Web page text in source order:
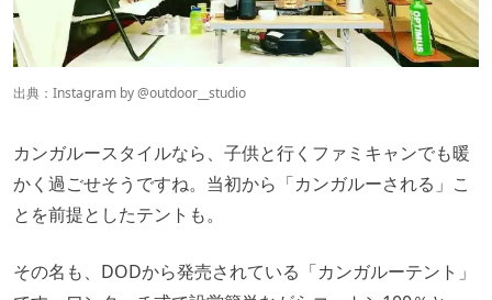
出典：Instagram by@outdoor__studio
カンガルースタイルなら、子供と行くファミキャンでも暖
かく過ごせそうですね。当初から「カンガルーされる」こ
とを前提としたテントも。
その名も、DODから発売されている「カンガルーテント」